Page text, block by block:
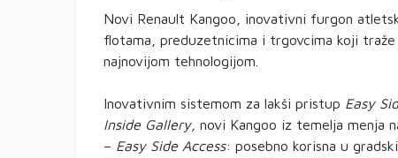
Novi Renault Kangoo, inovativni furgon
flotama, preduzetnicima i trgovcima koji
najnovijom tehnologijom.
Inovativnim sistemom za lakši pristup Easy
Inside Gallery, novi Kangoo iz temelja menja
– Easy Side Access: posebno korisna u